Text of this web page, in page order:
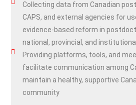
Collecting data from Canadian
CAPS, and external agencies for
evidence-based reform in
national, provincial, and
Providing platforms, tools, and
facilitate communication among
maintain a healthy, supportive
community